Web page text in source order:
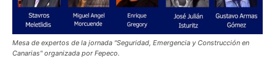
Mesa de expertos de la jornada "Seguridad, Emergencia y Construcción en
Canarias" organizada por Fepeco.